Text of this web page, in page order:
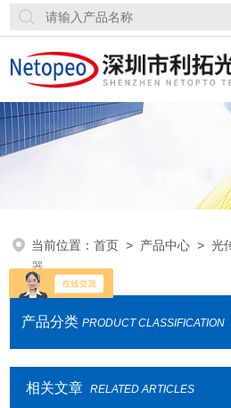
当前位置：首页 > 产品中心 >光
器
产品分类 PRODUCT CLASSIFICATION
相关文章 RELATED ARTICLES